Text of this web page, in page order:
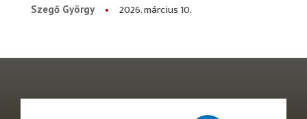
Szegő György
2026. március 10.